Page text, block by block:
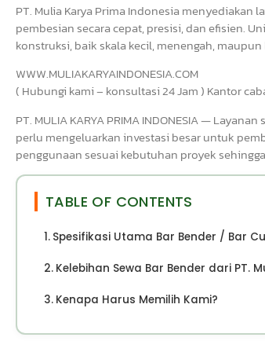
PT. Mulia Karya Prima Indonesia menyediakan
pembesian secara cepat, presisi, dan efisien.
konstruksi, baik skala kecil, menengah,
WWW.MULIAKARYAINDONESIA.COM
( Hubungi kami – konsultasi 24 Jam ) Kantor
PT. MULIA KARYA PRIMA INDONESIA —
perlu mengeluarkan investasi besar untuk
penggunaan sesuai kebutuhan proyek
TABLE OF CONTENTS
Spesifikasi Utama Bar Bender / Bar
Kelebihan Sewa Bar Bender dari PT.
Kenapa Harus Memilih Kami?